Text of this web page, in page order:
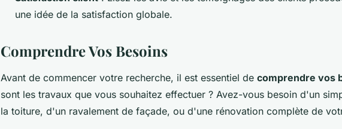
une idée de la satisfaction globale.
Comprendre Vos Besoins
Avant de commencer votre recherche, il est essentiel de comprendre vos
sont les travaux que vous souhaitez effectuer ? Avez-vous besoin d'un
la toiture, d'un ravalement de façade, ou d'une rénovation complète de